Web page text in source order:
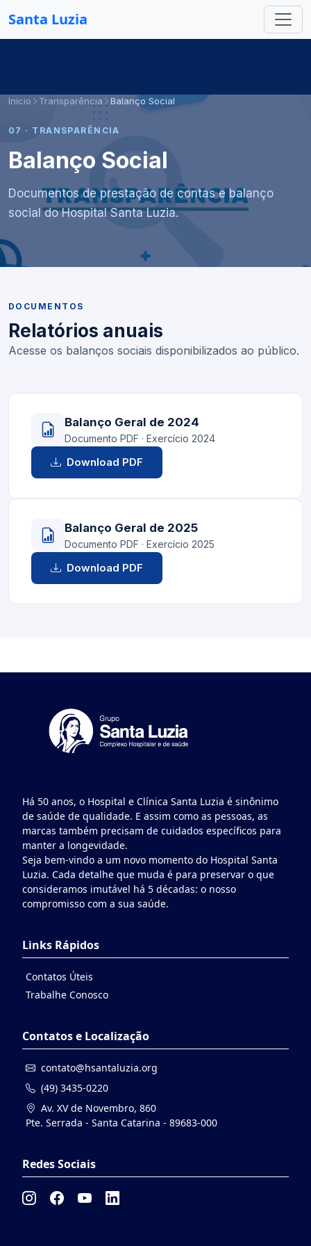
Santa Luzia
Início Transparência Balanço Social
07 · TRANSPARÊNCIA
Balanço Social
Documentos de prestação de contas e balanço
social do Hospital Santa Luzia.
DOCUMENTOS
Relatórios anuais
Acesse os balanços sociais disponibilizados ao público.
Balanço Geral de 2024
Documento PDF · Exercício 2024
Download PDF
Balanço Geral de 2025
Documento PDF · Exercício 2025
Download PDF
Há 50 anos, o Hospital e Clínica Santa Luzia é sinônimo
de saúde de qualidade. E assim como as pessoas, as
marcas também precisam de cuidados específicos para
manter a longevidade.
Seja bem-vindo a um novo momento do Hospital Santa
Luzia. Cada detalhe que muda é para preservar o que
consideramos imutável há 5 décadas: o nosso
compromisso com a sua saúde.
Links Rápidos
Contatos Úteis
Trabalhe Conosco
Contatos e Localização
contato@hsantaluzia.org
(49) 3435-0220
Av. XV de Novembro, 860
Pte. Serrada - Santa Catarina - 89683-000
Redes Sociais